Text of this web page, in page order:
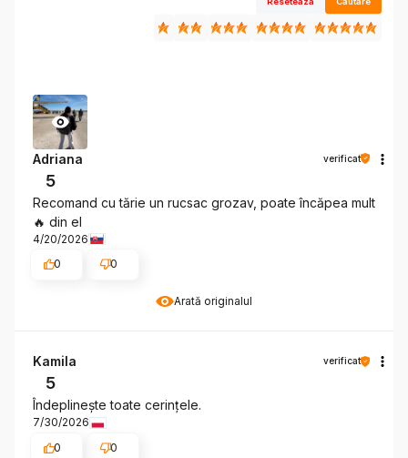
Arată originalul
Adriana verificat
5
Recomand cu tărie un rucsac grozav, poate încăpea mult
🔥 din el
4/20/2026
0
0
Kamila verificat
5
Îndeplinește toate cerințele.
7/30/2026
0
0